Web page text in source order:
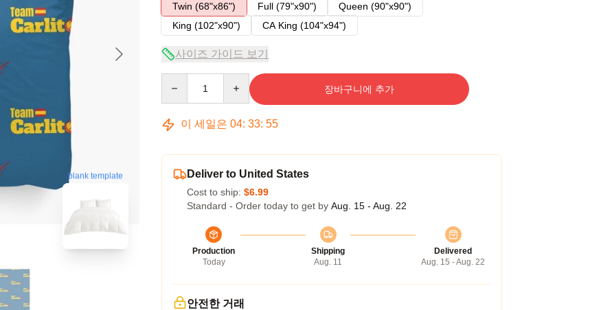
blank template
Twin (68"x86")
Full (79"x90")
Queen (90"x90")
King (102"x90")
CA King (104"x94")
사이즈 가이드 보기
장바구니에 추가
이 세일은 04: 33: 54
Deliver to United States
Cost to ship: $6.99
Standard - Order today to get by Aug. 15 - Aug. 22
Production
Today
Shipping
Aug. 11
Delivered
Aug. 15 - Aug. 22
안전한 거래